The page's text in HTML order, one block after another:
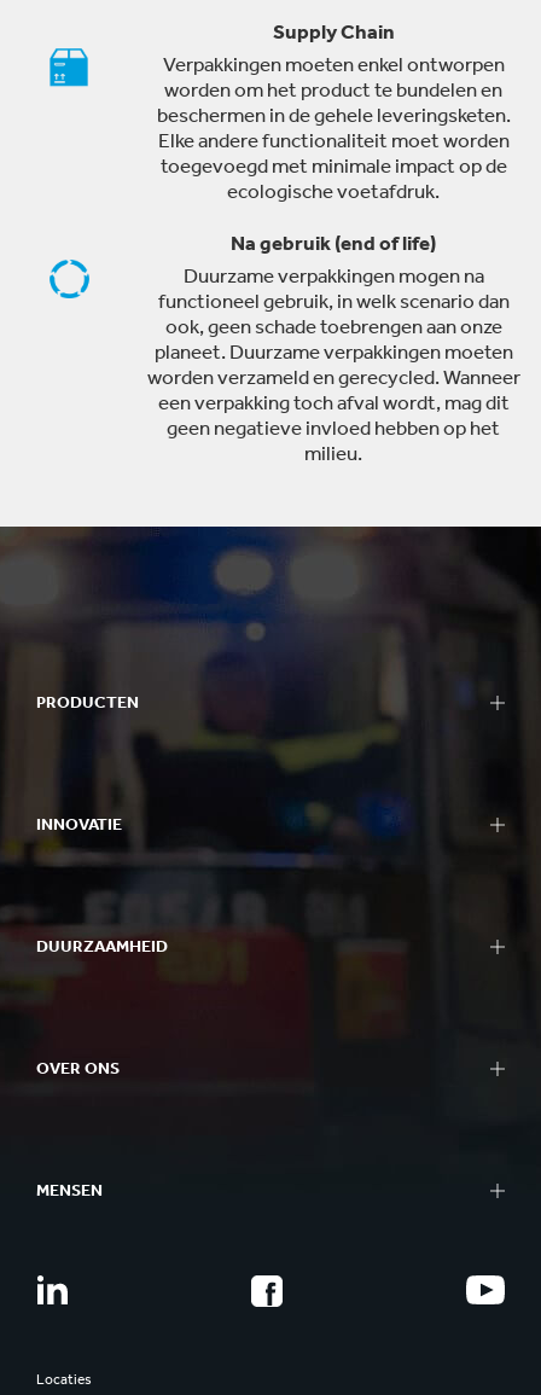
Supply Chain
Verpakkingen moeten enkel ontworpen
worden om het product te bundelen en
beschermen in de gehele leveringsketen.
Elke andere functionaliteit moet worden
toegevoegd met minimale impact op de
ecologische voetafdruk.
Na gebruik (end of life)
Duurzame verpakkingen mogen na
functioneel gebruik, in welk scenario dan
ook, geen schade toebrengen aan onze
planeet. Duurzame verpakkingen moeten
worden verzameld en gerecycled. Wanneer
een verpakking toch afval wordt, mag dit
geen negatieve invloed hebben op het
milieu.
PRODUCTEN
INNOVATIE
DUURZAAMHEID
OVER ONS
MENSEN
Locaties